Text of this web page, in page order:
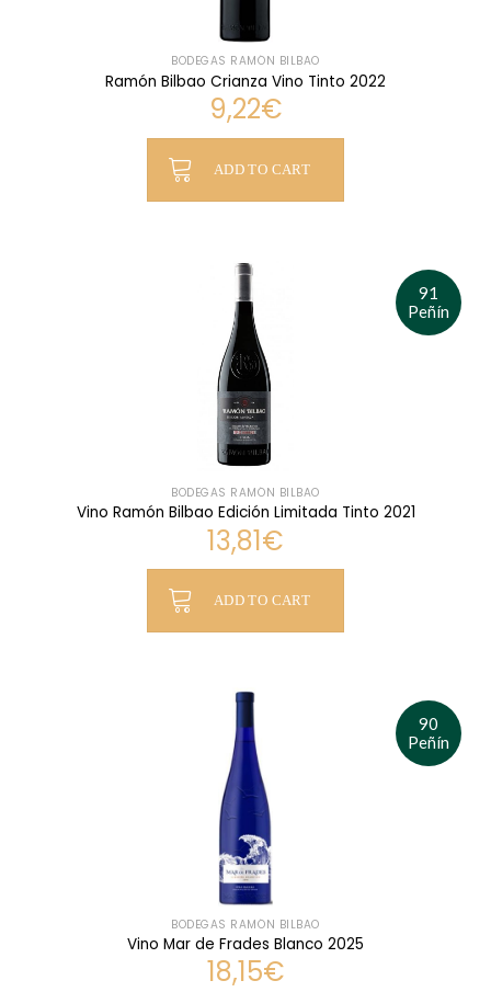
BODEGAS RAMÓN BILBAO
Ramón Bilbao Crianza Vino Tinto 2022
9,22€
ADD TO CART
91
Peñín
BODEGAS RAMÓN BILBAO
Vino Ramón Bilbao Edición Limitada Tinto 2021
13,81€
ADD TO CART
90
Peñín
BODEGAS RAMÓN BILBAO
Vino Mar de Frades Blanco 2025
18,15€